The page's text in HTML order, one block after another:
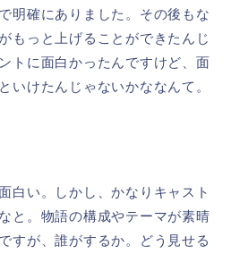
明確にありました。その後もな
もっと上げることができたんじ
トに面白かったんですけど、面
いけたんじゃないかななんて。
白い。しかし、かなりキャスト
と。物語の構成やテーマが素晴
すが、誰がするか。どう見せる